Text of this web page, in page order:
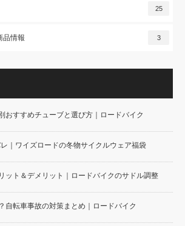
25
品情報 3
おすすめチューブと選び方｜ロードバイク
｜ワイズロードの冬物サイクルウェア福袋
ット＆デメリット｜ロードバイクのサドル調整
自転車事故の対策まとめ｜ロードバイク